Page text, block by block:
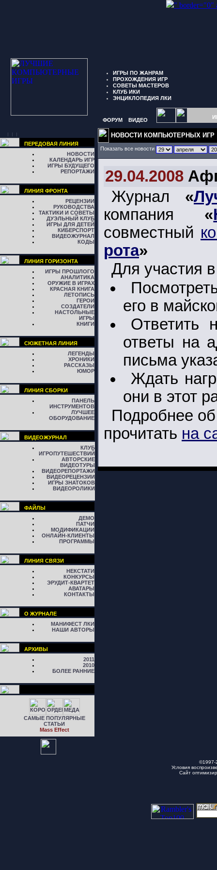
" border="0"
ИГРЫ ПО ЖАНРАМ
ПРОХОЖДЕНИЯ ИГР
СОВЕТЫ МАСТЕРОВ
КЛУБ ИКИ
ЭНЦИКЛОПЕДИЯ ЛКИ
ФОРУМ ВИДЕО
ПЕРЕДОВАЯ ЛИНИЯ
НОВОСТИ
КАЛЕНДАРЬ ИГР
ИГРЫ БУДУЩЕГО
РЕПОРТАЖИ
ЛИНИЯ ФРОНТА
РЕЦЕНЗИИ
РУКОВОДСТВА
ТАКТИКИ И СОВЕТЫ
ДУЭЛЬНЫЙ КЛУБ
ИГРЫ ДЛЯ ДЕТЕЙ
КИБЕРСПОРТ
ВИДЕОЖУРНАЛ
КОДЫ
ЛИНИЯ ГОРИЗОНТА
ИГРЫ ПРОШЛОГО
АНАЛИТИКА
ОРУЖИЕ В ИГРАХ
КРАСНАЯ КНИГА
ЛЕТОПИСЬ
ГЕРОИ
СОЗДАТЕЛИ
НАСТОЛЬНЫЕ
ИГРЫ
КНИГИ
СЮЖЕТНАЯ ЛИНИЯ
ЛЕГЕНДЫ
ХРОНИКИ
РАССКАЗЫ
ЮМОР
ЛИНИЯ СБОРКИ
ПАНЕЛЬ
ИНСТРУМЕНТОВ
ЛУЧШЕЕ
ОБОРУДОВАНИЕ
ВИДЕОЖУРНАЛ
КЛУБ
ИГРОПУТЕШЕСТВИЙ
АВТОРСКИЕ
ВИДЕОТУРЫ
ВИДЕОРЕПОРТАЖИ
ВИДЕОРЕЦЕНЗИИ
ИГРЫ ЗНАТОКОВ
ВИДЕОРОЛИКИ
ФАЙЛЫ
ДЕМО
ПАТЧИ
МОДИФИКАЦИИ
ОНЛАЙН-КЛИЕНТЫ
ПРОГРАММЫ
ЛИНИЯ СВЯЗИ
НЕКСТАТИ
КОНКУРСЫ
ЭРУДИТ-КВАРТЕТ
АВАТАРЫ
КОНТАКТЫ
О ЖУРНАЛЕ
МАНИФЕСТ ЛКИ
НАШИ АВТОРЫ
АРХИВЫ
2011
2010
БОЛЕЕ РАННИЕ
САМЫЕ ПОПУЛЯРНЫЕ
СТАТЬИ
Mass Effect
НОВОСТИ КОМПЬЮТЕРНЫХ ИГР
Показать все новости
29.04.2008
Журнал «
компания «
совместный
рота»
Для участия
его в
Ответить
ответы на
письма
Ждать
они в этот
Подробнее
прочитать на
Условия
Сайт